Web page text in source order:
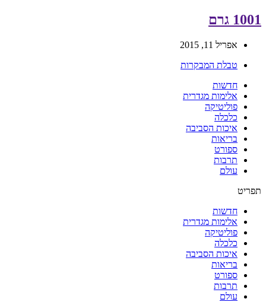
1001 גרם
אפריל 11, 2015
טבלת המבקרות
חדשות
אלימות מגדרית
פוליטיקה
כלכלה
איכות הסביבה
בריאות
ספורט
תרבות
עולם
תפריט
חדשות
אלימות מגדרית
פוליטיקה
כלכלה
איכות הסביבה
בריאות
ספורט
תרבות
עולם